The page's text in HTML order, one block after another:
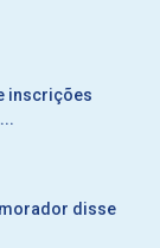
inscrições
disse